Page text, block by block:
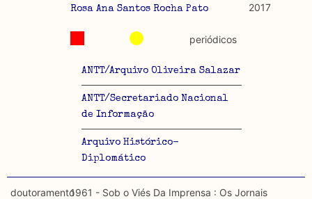
Rosa Ana Santos Rocha Pato 2017
ANTT/Arquivo Oliveira Salazar
ANTT/Secretariado Nacional
de Informação
Arquivo Histórico-
Diplomático
periódicos
doutoramento1961 - Sob o Viés Da Imprensa : Os Jornais